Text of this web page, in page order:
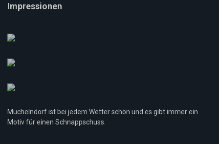
Impressionen
Muchelndorf ist bei jedem Wetter schön und es gibt immer ein
Motiv für einen Schnappschuss.